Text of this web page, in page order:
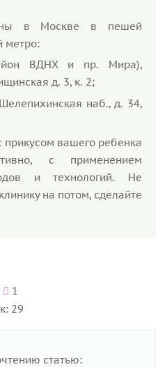
в Москве в пешей
метро:
ВДНХ и пр. Мира),
д. 3, к. 2;
наб., д. 34,
вашего ребенка
с применением
и технологий. Не
на потом, сделайте
1
29
статью: